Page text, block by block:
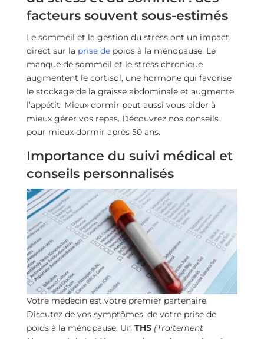
facteurs souvent sous-estimés
Le sommeil et la gestion du stress ont un impact
direct sur la prise depoids à la ménopause. Le
manque de sommeil et le stress chronique
augmentent le cortisol, une hormone qui favorise
le stockage de la graisse abdominale et augmente
l’appétit. Mieux dormir peut aussi vous aider à
mieux gérer vos repas. Découvrez nos conseils
pour mieux dormir après 50 ans.
Importance du suivi médical et
conseils personnalisés
Votre médecin est votre premier partenaire.
Discutez de vos symptômes, de votre prise de
poids à la ménopause. Un THS (Traitement